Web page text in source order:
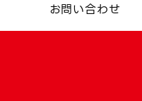
お問い合わせ